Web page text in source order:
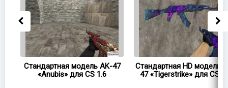
Стандартная модель AK-47
«Anubis» для CS 1.6
Стандартная HD модель
47 «Tigerstrike» для CS